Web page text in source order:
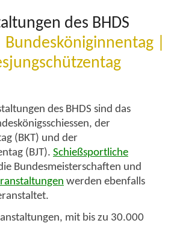
des BHDS
|
des BHDS sind das
, der
(BKT) und der
(BJT). Schießsportliche
Bundesmeisterschaften und
werden ebenfalls
mit bis zu 30.000